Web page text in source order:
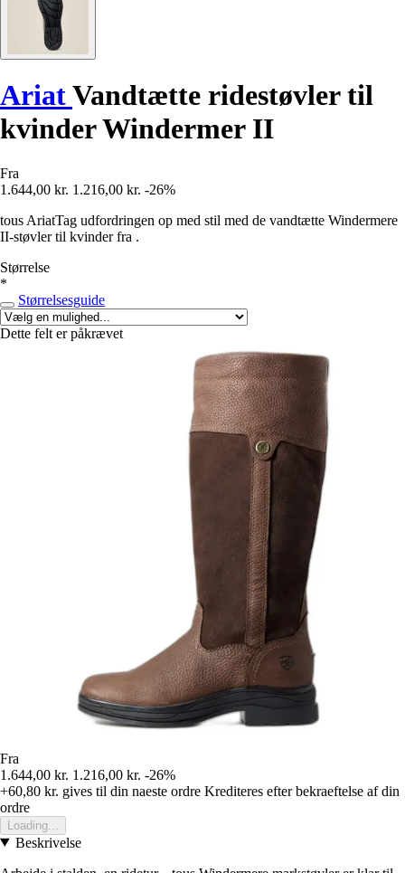
AriatVandtætte ridestøvler til
kvinder Windermer II
Fra
1.644,00 kr. 1.216,00 kr. -26%
tous AriatTag udfordringen op med stil med de vandtætte Windermere
II-støvler til kvinder fra .
Størrelse
*
Størrelsesguide
Dette felt er påkrævet
Fra
1.644,00 kr. 1.216,00 kr. -26%
+60,80 kr. gives til din naeste ordre Krediteres efter bekraeftelse af din
ordre
Loading...
Beskrivelse